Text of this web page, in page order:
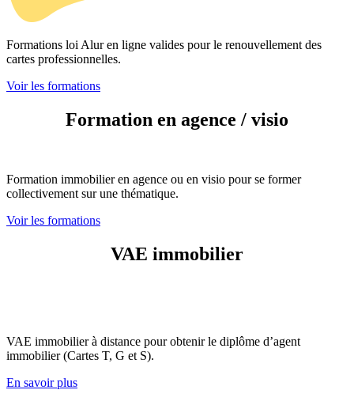
Formations loi Alur en ligne valides pour le renouvellement des
cartes professionnelles.
Voir les formations
Formation en agence / visio
Formation immobilier en agence ou en visio pour se former
collectivement sur une thématique.
Voir les formations
VAE immobilier
VAE immobilier à distance pour obtenir le diplôme d’agent
immobilier (Cartes T, G et S).
En savoir plus